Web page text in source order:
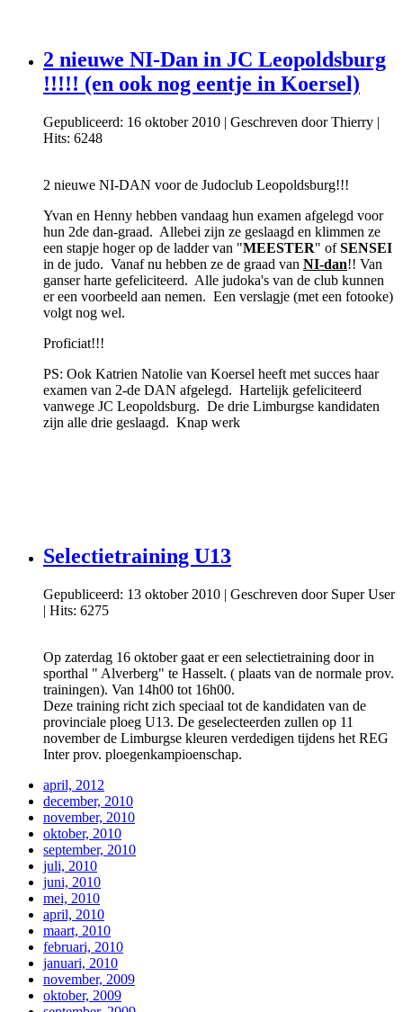
2 nieuwe NI-Dan in JC Leopoldsburg
!!!!! (en ook nog eentje in Koersel)
Gepubliceerd: 16 oktober 2010 | Geschreven door Thierry |
Hits: 6248
2 nieuwe NI-DAN voor de Judoclub Leopoldsburg!!!
Yvan en Henny hebben vandaag hun examen afgelegd voor
hun 2de dan-graad. Allebei zijn ze geslaagd en klimmen ze
een stapje hoger op de ladder van "MEESTER" ofSENSEI
in de judo. Vanaf nu hebben ze de graad van NI-dan!! Van
ganser harte gefeliciteerd. Alle judoka's van de club kunnen
er een voorbeeld aan nemen. Een verslagje (met een fotooke)
volgt nog wel.
Proficiat!!!
PS: Ook Katrien Natolie van Koersel heeft met succes haar
examen van 2-de DAN afgelegd. Hartelijk gefeliciteerd
vanwege JC Leopoldsburg. De drie Limburgse kandidaten
zijn alle drie geslaagd. Knap werk
Selectietraining U13
Gepubliceerd: 13 oktober 2010 | Geschreven door Super User
| Hits: 6275
Op zaterdag 16 oktober gaat er een selectietraining door in
sporthal " Alverberg" te Hasselt. ( plaats van de normale prov.
trainingen). Van 14h00 tot 16h00.
Deze training richt zich speciaal tot de kandidaten van de
provinciale ploeg U13. De geselecteerden zullen op 11
november de Limburgse kleuren verdedigen tijdens het REG
Inter prov. ploegenkampioenschap.
april, 2012
december, 2010
november, 2010
oktober, 2010
september, 2010
juli, 2010
juni, 2010
mei, 2010
april, 2010
maart, 2010
februari, 2010
januari, 2010
november, 2009
oktober, 2009